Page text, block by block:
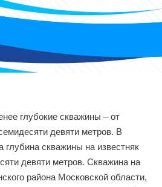
глубокие скважины – от
девяти метров. В
глубина скважины на известняк
девяти метров. Скважина на
района Московской области,